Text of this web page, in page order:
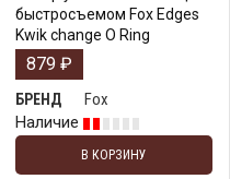
быстросъемом Fox Edges
Kwik change O Ring
879 ₽
БРЕНД
Fox
Наличие
В КОРЗИНУ